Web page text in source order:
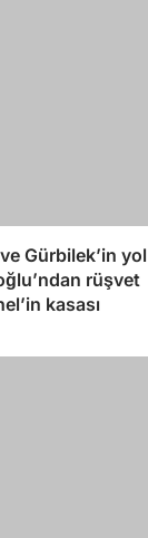
Gürbilek’in yol
rüşvet
kasası